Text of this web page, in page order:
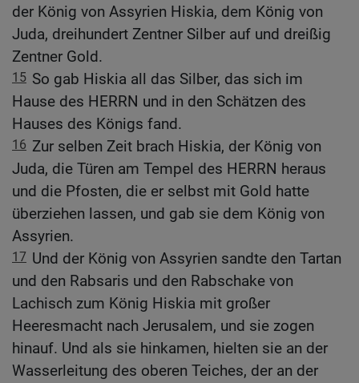
der König von Assyrien Hiskia, dem König von
Juda, dreihundert Zentner Silber auf und dreißig
Zentner Gold.
15 So gab Hiskia all das Silber, das sich im
Hause des HERRN und in den Schätzen des
Hauses des Königs fand.
16 Zur selben Zeit brach Hiskia, der König von
Juda, die Türen am Tempel des HERRN heraus
und die Pfosten, die er selbst mit Gold hatte
überziehen lassen, und gab sie dem König von
Assyrien.
17 Und der König von Assyrien sandte den Tartan
und den Rabsaris und den Rabschake von
Lachisch zum König Hiskia mit großer
Heeresmacht nach Jerusalem, und sie zogen
hinauf. Und als sie hinkamen, hielten sie an der
Wasserleitung des oberen Teiches, der an der